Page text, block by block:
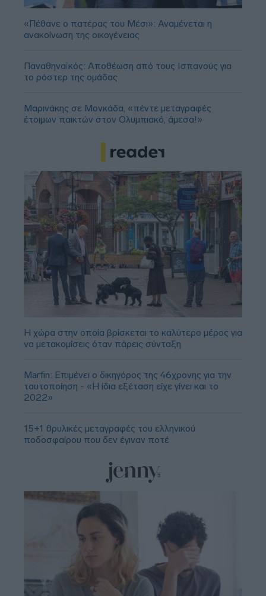
«Πέθανε ο πατέρας του Μέσι»: Αναμένεται η
ανακοίνωση της οικογένειας
Παναθηναϊκός: Αποθέωση από τους Ισπανούς για
το ρόστερ της ομάδας
Μαρινάκης σε Μονκάδα, «πέντε μεταγραφές
έτοιμων παικτών στον Ολυμπιακό, άμεσα!»
Η χώρα στην οποία βρίσκεται το καλύτερο μέρος για
να μετακομίσεις όταν πάρεις σύνταξη
Marfin: Επιμένει ο δικηγόρος της 46χρονης για την
ταυτοποίηση - «Η ίδια εξέταση είχε γίνει και το
2022»
15+1 θρυλικές μεταγραφές του ελληνικού
ποδοσφαίρου που δεν έγιναν ποτέ